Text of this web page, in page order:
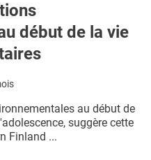
liste
début de la vie
au début de
suggère cette
Finland ...